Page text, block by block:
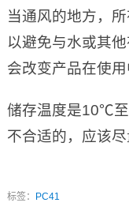
当通风的地方，
以避免与水或其
会改变产品在使用
储存温度是10℃
不合适的，应该尽
标签： PC41